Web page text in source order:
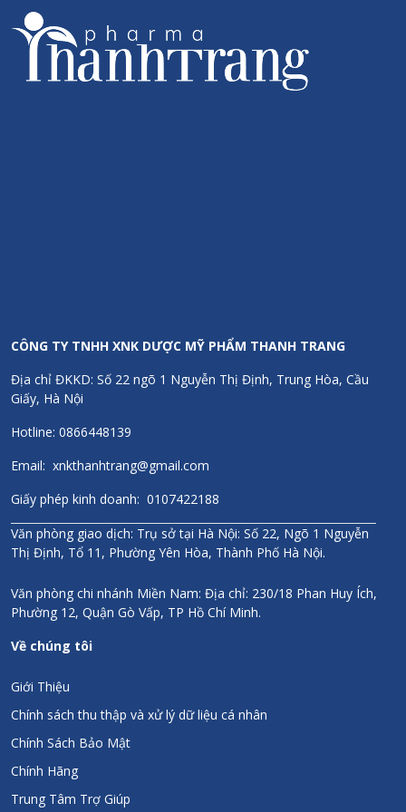
Ghi chú:Hàm lượng vitamin đáp ứng giá trị tham chiếu dinh
dưỡng (NRV) theo Quy định (EU) số 1169/2011, đảm bảo an toàn
và hiệu quả.
thể.
Hỗ trợ bảo vệ xương, giảm nguy cơ loãng
xương do tuổi tác.
đề kháng, giúp cơ thể khỏe mạnh hơn.
4. Hướng dẫn sử dụng
Đối tượng sử dụng:
Trẻ em trong giai đoạn phát triển.
Phụ nữ, đặc biệt là phụ nữ mang thai hoặc sau sinh (theo chỉ
định của bác sĩ).
Người cao tuổi có nhu cầu bổ sung vitamin D3 và K2.
Trẻ sơ sinh đến 4 tuổi: 1 giọt/ngày.
Thanh thiếu niên trên 12 tuổi và người lớn: 3 giọt/ngày.
Cách dùng:
CÔNG TY TNHH XNK DƯỢC MỸ PHẨM THANH TRANG
Địa chỉ ĐKKD: Số 22 ngõ 1 Nguyễn Thị Định, Trung Hòa, Cầu
Giấy, Hà Nội
Hotline: 0866448139
Email: xnkthanhtrang@gmail.com
Giấy phép kinh doanh: 0107422188
Văn phòng giao dịch: Trụ sở tại Hà Nội: Số 22, Ngõ 1 Nguyễn
Thị Định, Tổ 11, Phường Yên Hòa, Thành Phố Hà Nội.
Văn phòng chi nhánh Miền Nam: Địa chỉ: 230/18 Phan Huy Ích,
Phường 12, Quận Gò Vấp, TP Hồ Chí Minh.
Về chúng tôi
Giới Thiệu
Chính sách thu thập và xử lý dữ liệu cá nhân
Chính Sách Bảo Mật
Chính Hãng
Trung Tâm Trợ Giúp